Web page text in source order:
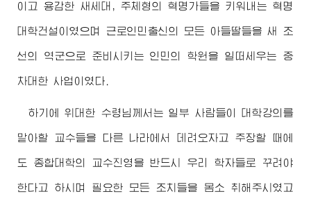
이고 용감한 새세대, 주체형의 혁명가들을 키워내는 혁명
대학건설이였으며 근로인민출신의 모든 아들딸들을 새 조
선의 역군으로 준비시키는 인민의 학원을 일떠세우는 중
차대한 사업이였다.
하기에위대한 수령님 께서는 일부 사람들이 대학강의를
맡아할 교수들을 다른 나라에서 데려오자고 주장할 때에
도 종합대학의 교수진영을 반드시 우리 학자들로 꾸려야
한다고 하시며 필요한 모든 조치들을 몸소 취해주시였고